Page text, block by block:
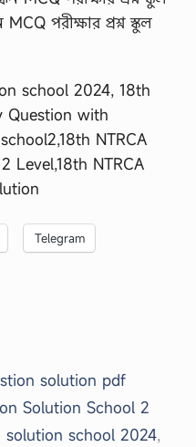
পরীক্ষার প্রশ্ন স্কুল
school 2024, 18th
Question with
NTRCA
Level,18th NTRCA
Telegram
solution pdf
Solution School 2
school 2024,